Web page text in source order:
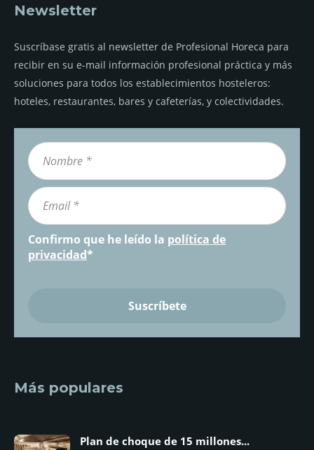
Newsletter
Suscríbase gratis al newsletter de Profesional Horeca para
recibir en su e-mail información profesional práctica y más
soluciones para todos los establecimientos hosteleros:
hoteles, restaurantes, bares y cafeterías, y colectividades.
Confirmo que he leído la política de
privacidad*
Más populares
Plan de choque de 15 millones...